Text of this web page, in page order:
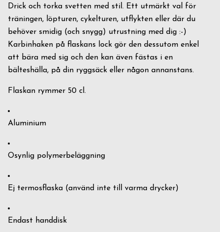
Drick och torka svetten med stil. Ett utmärkt val för
träningen, löpturen, cykelturen, utflykten eller där du
behöver smidig (och snygg) utrustning med dig :-)
Karbinhaken på flaskans lock gör den dessutom enkel
att bära med sig och den kan även fästas i en
bälteshälla, på din ryggsäck eller någon annanstans.
Flaskan rymmer 50 cl.
Aluminium
Osynlig polymerbeläggning
Ej termosflaska (använd inte till varma drycker)
Endast handdisk